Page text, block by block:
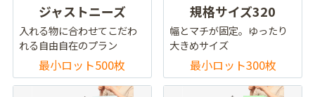
ジャストニーズ
入れる物に合わせてこだわ
れる自由自在のプラン
最小ロット500枚
規格サイズ320
幅とマチが固定。ゆったり
大きめサイズ
最小ロット300枚